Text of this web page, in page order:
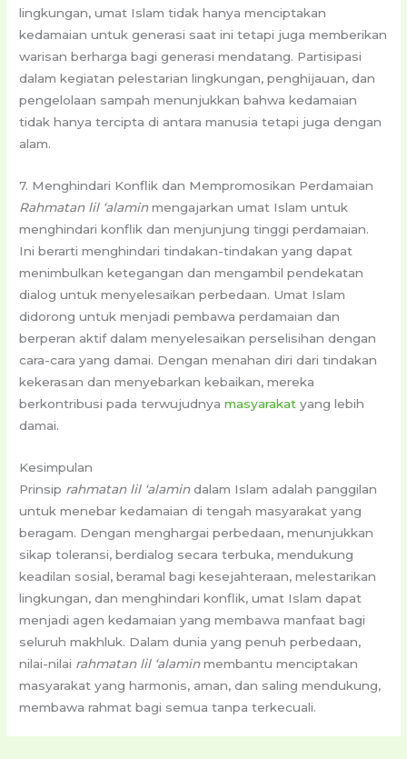
lingkungan, umat Islam tidak hanya menciptakan
kedamaian untuk generasi saat ini tetapi juga memberikan
warisan berharga bagi generasi mendatang. Partisipasi
dalam kegiatan pelestarian lingkungan, penghijauan, dan
pengelolaan sampah menunjukkan bahwa kedamaian
tidak hanya tercipta di antara manusia tetapi juga dengan
alam.
7. Menghindari Konflik dan Mempromosikan Perdamaian
Rahmatan lil ‘alaminmengajarkan umat Islam untuk
menghindari konflik dan menjunjung tinggi perdamaian.
Ini berarti menghindari tindakan-tindakan yang dapat
menimbulkan ketegangan dan mengambil pendekatan
dialog untuk menyelesaikan perbedaan. Umat Islam
didorong untuk menjadi pembawa perdamaian dan
berperan aktif dalam menyelesaikan perselisihan dengan
cara-cara yang damai. Dengan menahan diri dari tindakan
kekerasan dan menyebarkan kebaikan, mereka
berkontribusi pada terwujudnyamasyarakat yang lebih
damai.
Kesimpulan
Prinsip rahmatan lil ‘alamindalam Islam adalah panggilan
untuk menebar kedamaian di tengah masyarakat yang
beragam. Dengan menghargai perbedaan, menunjukkan
sikap toleransi, berdialog secara terbuka, mendukung
keadilan sosial, beramal bagi kesejahteraan, melestarikan
lingkungan, dan menghindari konflik, umat Islam dapat
menjadi agen kedamaian yang membawa manfaat bagi
seluruh makhluk. Dalam dunia yang penuh perbedaan,
nilai-nilai rahmatan lil ‘alaminmembantu menciptakan
masyarakat yang harmonis, aman, dan saling mendukung,
membawa rahmat bagi semua tanpa terkecuali.